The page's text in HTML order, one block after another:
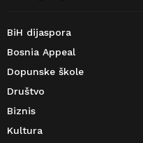
BiH dijaspora
Bosnia Appeal
Dopunske škole
Društvo
Biznis
Kultura